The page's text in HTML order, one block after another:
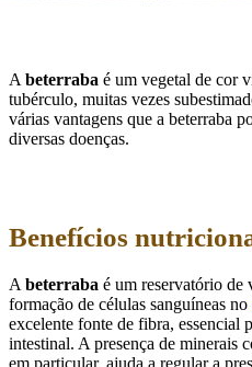
A beterraba é um vegetal de cor
tubérculo, muitas vezes
várias vantagens que a beterraba
diversas doenças.
Benefícios
A beterraba é um reservatório de
formação de células sanguíneas no
excelente fonte de fibra, essencial
intestinal. A presença de minerais